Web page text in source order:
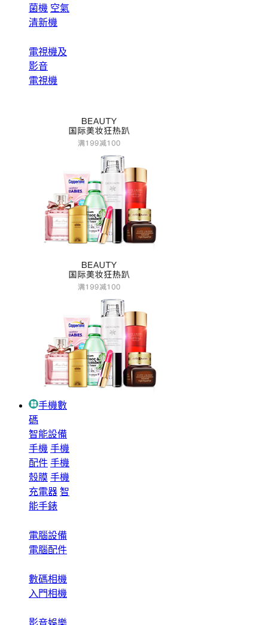
菌機 空氣
清新機
電視機及
影音
電視機
手機數
碼
智能設備
手機 手機
配件 手機
殼膜 手機
充電器 智
能手錶
電腦設備
電腦配件
數碼相機
入門相機
影音娛樂